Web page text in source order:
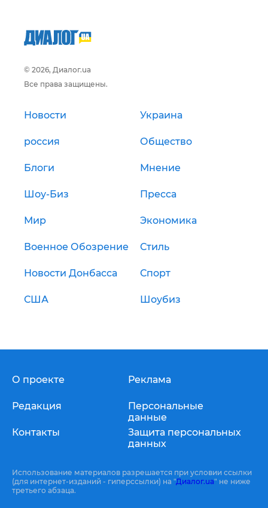
© 2026, Диалог.ua
Все права защищены.
Новости Украина
россия Общество
Блоги Мнение
Шоу-Биз Пресса
Мир Экономика
Военное Обозрение Стиль
Новости Донбасса Спорт
США Шоубиз
О проекте
Редакция
Контакты
Реклама
Персональные
данные
Защита персональных
данных
Использование материалов разрешается при условии ссылки
(для интернет-изданий - гиперссылки) на "Диалог.ua" не ниже
третьего абзаца.